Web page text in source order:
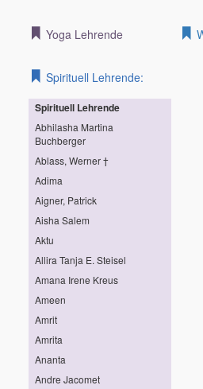
Yoga Lehrende
Spirituell Lehrende:
Spirituell Lehrende
Abhilasha Martina
Buchberger
Ablass, Werner †
Adima
Aigner, Patrick
Aisha Salem
Aktu
Allira Tanja E. Steisel
Amana Irene Kreus
Ameen
Amrit
Amrita
Ananta
Andre Jacomet